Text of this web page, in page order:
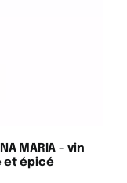
MARIA – vin
et épicé